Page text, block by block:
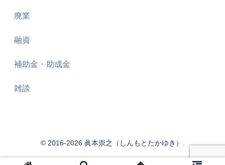
廃業
融資
補助金・助成金
雑談
© 2016-2026 眞本崇之（しんもとたかゆき）.